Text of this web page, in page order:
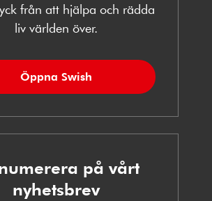
från att hjälpa och rädda
liv världen över.
Öppna Swish
på vårt
nyhetsbrev